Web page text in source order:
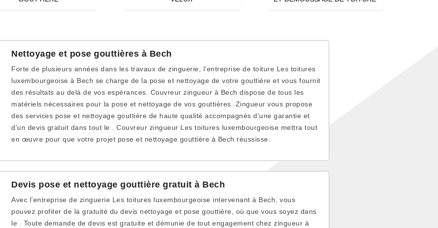
Nettoyage et pose gouttières à Bech
Forte de plusieurs années dans les travaux de zinguerie, l’entreprise de toiture Les toitures
luxembourgeoise à Bech se charge de la pose et nettoyage de votre gouttière et vous fournit
des résultats au delà de vos espérances. Couvreur zingueur à Bech dispose de tous les
matériels nécessaires pour la pose et nettoyage de vos gouttières. Zingueur vous propose
des services pose et nettoyage gouttière de haute qualité accompagnés d’une garantie et
d’un devis gratuit dans tout le . Couvreur zingueur Les toitures luxembourgeoise mettra tout
en œuvre pour que votre projet pose et nettoyage gouttière à Bech réussisse.
Devis pose et nettoyage gouttière gratuit à Bech
Avec l’entreprise de zinguerie Les toitures luxembourgeoise intervenant à Bech, vous
pouvez profiter de la gratuité du devis nettoyage et pose gouttière, où que vous soyez dans
le . Toute demande de devis est gratuite et démunie de tout engagement chez zingueur à